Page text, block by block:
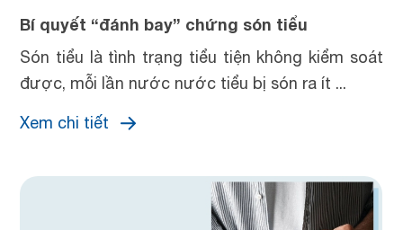
Bí quyết “đánh bay” chứng són tiểu
Són tiểu là tình trạng tiểu tiện không kiểm soát
được, mỗi lần nước nước tiểu bị són ra ít ...
Xem chi tiết